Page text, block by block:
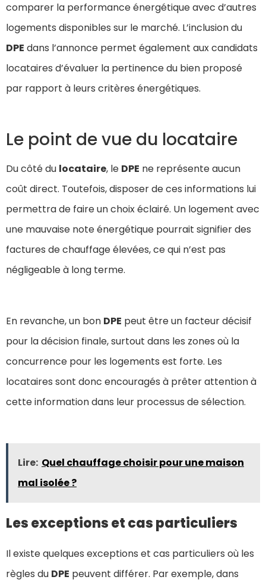
comparer la performance énergétique avec d’autres
logements disponibles sur le marché. L’inclusion du
DPE dans l’annonce permet également aux candidats
locataires d’évaluer la pertinence du bien proposé
par rapport à leurs critères énergétiques.
Le point de vue du locataire
Du côté du locataire, le DPE ne représente aucun
coût direct. Toutefois, disposer de ces informations lui
permettra de faire un choix éclairé. Un logement avec
une mauvaise note énergétique pourrait signifier des
factures de chauffage élevées, ce qui n’est pas
négligeable à long terme.
En revanche, un bon DPE peut être un facteur décisif
pour la décision finale, surtout dans les zones où la
concurrence pour les logements est forte. Les
locataires sont donc encouragés à prêter attention à
cette information dans leur processus de sélection.
Lire: Quel chauffage choisir pour une maison
mal isolée ?
Les exceptions et cas particuliers
Il existe quelques exceptions et cas particuliers où les
règles du DPE peuvent différer. Par exemple, dans